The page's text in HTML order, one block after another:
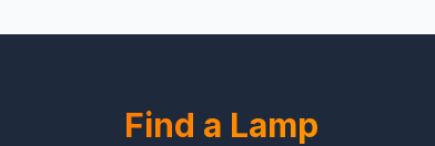
Find a Lamp